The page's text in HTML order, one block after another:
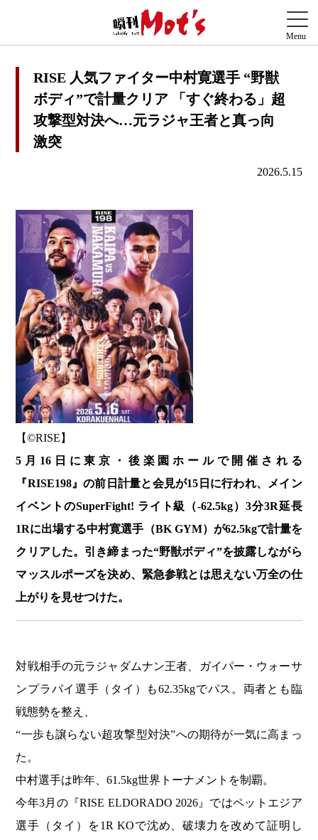
RISE 人気ファイター中村寛選手 “野獣
ボディ”で計量クリア 「すぐ終わる」超
攻撃型対決へ…元ラジャ王者と真っ向
激突
2026.5.15
【©️RISE】
5月16日に東京・後楽園ホールで開催される
『RISE198』の前日計量と会見が15日に行われ、メイン
イベントのSuperFight! ライト級（-62.5kg）3分3R延長
1Rに出場する中村寛選手（BK GYM）が62.5kgで計量を
クリアした。引き締まった“野獣ボディ”を披露しながら
マッスルポーズを決め、緊急参戦とは思えない万全の仕
上がりを見せつけた。
対戦相手の元ラジャダムナン王者、ガイパー・ウォーサ
ンプラパイ選手（タイ）も62.35kgでパス。両者とも臨
戦態勢を整え、
“一歩も譲らない超攻撃型対決”への期待が一気に高まっ
た。
中村選手は昨年、61.5kg世界トーナメントを制覇。
今年3月の『RISE ELDORADO 2026』ではペットエジア
選手（タイ）を1R KOで沈め、破壊力を改めて証明し